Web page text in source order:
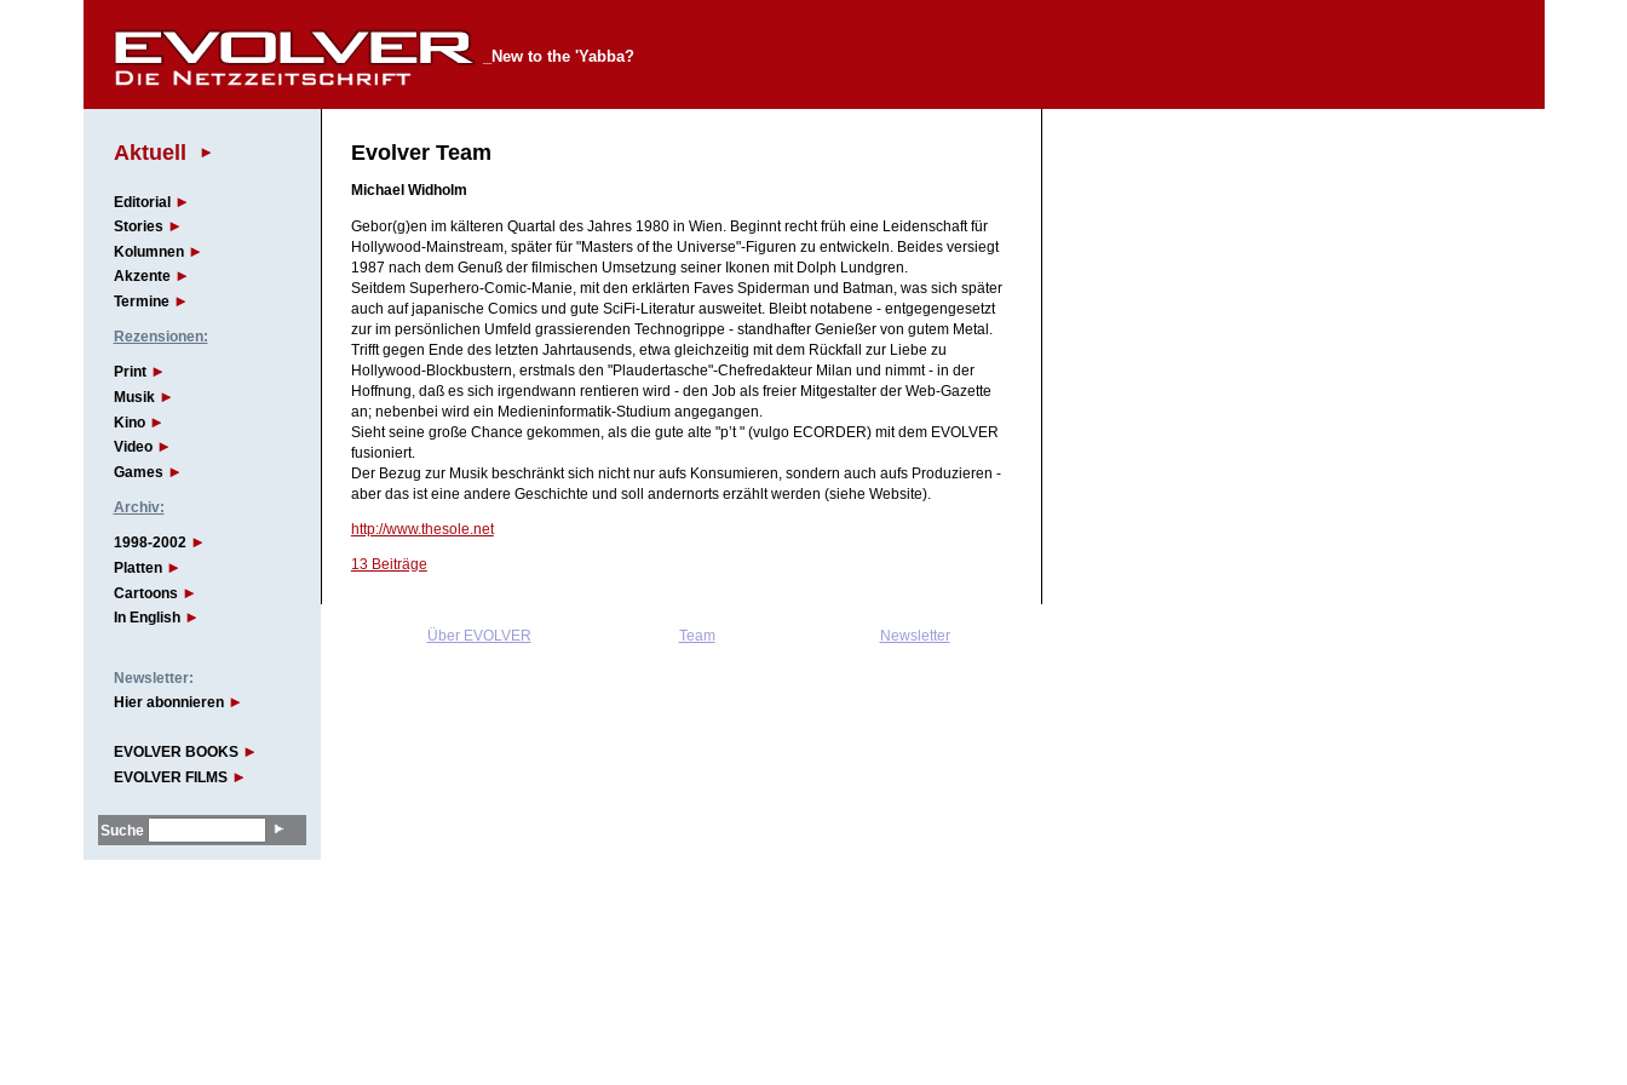
_New to the 'Yabba?
Aktuell
Editorial
Stories
Kolumnen
Akzente
Termine
Rezensionen:
Print
Musik
Kino
Video
Games
Archiv:
1998-2002
Platten
Cartoons
In English
Newsletter:
Hier abonnieren
EVOLVER BOOKS
EVOLVER FILMS
Suche
Evolver Team
Michael Widholm
Gebor(g)en im kälteren Quartal des Jahres 1980 in Wien. Beginnt recht früh eine Leidenschaft für
Hollywood-Mainstream, später für "Masters of the Universe"-Figuren zu entwickeln. Beides versiegt
1987 nach dem Genuß der filmischen Umsetzung seiner Ikonen mit Dolph Lundgren.
Seitdem Superhero-Comic-Manie, mit den erklärten Faves Spiderman und Batman, was sich später
auch auf japanische Comics und gute SciFi-Literatur ausweitet. Bleibt notabene - entgegengesetzt
zur im persönlichen Umfeld grassierenden Technogrippe - standhafter Genießer von gutem Metal.
Trifft gegen Ende des letzten Jahrtausends, etwa gleichzeitig mit dem Rückfall zur Liebe zu
Hollywood-Blockbustern, erstmals den "Plaudertasche"-Chefredakteur Milan und nimmt - in der
Hoffnung, daß es sich irgendwann rentieren wird - den Job als freier Mitgestalter der Web-Gazette
an; nebenbei wird ein Medieninformatik-Studium angegangen.
Sieht seine große Chance gekommen, als die gute alte "p’t " (vulgo ECORDER) mit dem EVOLVER
fusioniert.
Der Bezug zur Musik beschränkt sich nicht nur aufs Konsumieren, sondern auch aufs Produzieren -
aber das ist eine andere Geschichte und soll andernorts erzählt werden (siehe Website).
http://www.thesole.net
13 Beiträge
Über EVOLVER Team Newsletter